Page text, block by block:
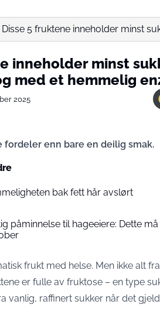
Disse 5 fruktene inneholder minst
inneholder minst
med et hemmelig
2025
fordeler enn bare en deilig smak.
bak fett hår avslørt
påminnelse til hageeiere: Dette
frukt med helse. Men ikke alt
er fulle av fruktose – en type
vanlig, raffinert sukker når det